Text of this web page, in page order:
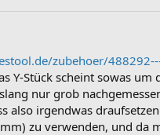
zubehoer/
Y-Stück scheint sowas um
nur grob
also irgendwas
zu verwenden, und da